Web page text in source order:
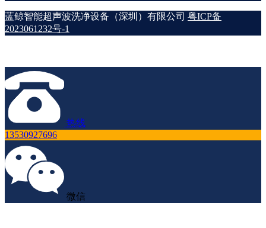
蓝鲸智能超声波洗净设备（深圳）有限公司 粤ICP备
2023061232号-1
热线
13530927696
微信